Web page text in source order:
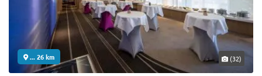
... 26 km (32)